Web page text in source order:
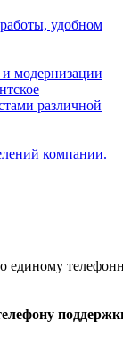
удобном
модернизации
различной
компании.